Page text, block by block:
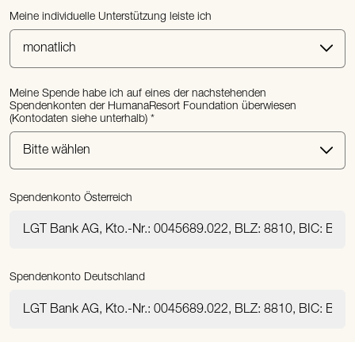
Meine individuelle Unterstützung leiste ich
Meine Spende habe ich auf eines der nachstehenden
Spendenkonten der HumanaResort Foundation überwiesen
(Kontodaten siehe unterhalb)
Spendenkonto Österreich
Spendenkonto Deutschland